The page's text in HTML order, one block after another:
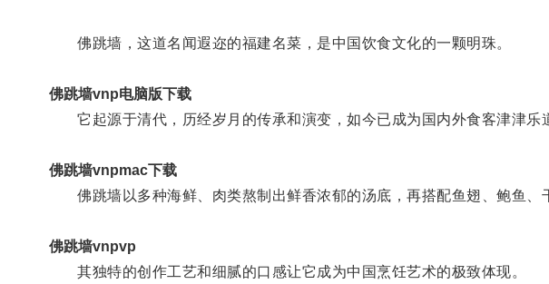
佛跳墙，这道名闻遐迩的福建名菜，是中国饮食文化的一颗明珠。
佛跳墙vnp电脑版下载
它起源于清代，历经岁月的传承和演变，如今已成为国内外食客津津乐
佛跳墙vnpmac下载
佛跳墙以多种海鲜、肉类熬制出鲜香浓郁的汤底，再搭配鱼翅、鲍鱼、
佛跳墙vnpvp
其独特的创作工艺和细腻的口感让它成为中国烹饪艺术的极致体现。